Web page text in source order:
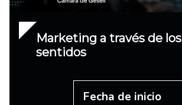
Marketing a través de los
sentidos
Fecha de inicio